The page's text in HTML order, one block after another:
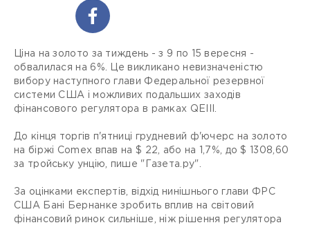
Ціна на золото за тиждень - з 9 по 15 вересня -
обвалилася на 6%. Це викликано невизначеністю
вибору наступного глави Федеральної резервної
системи США і можливих подальших заходів
фінансового регулятора в рамках QEIII.
До кінця торгів п'ятниці грудневий ф'ючерс на золото
на біржі Comex впав на $ 22, або на 1,7%, до $ 1308,60
за тройську унцію, пише "Газета.ру".
За оцінками експертів, відхід нинішнього глави ФРС
США Бані Бернанке зробить вплив на світовий
фінансовий ринок сильніше, ніж рішення регулятора